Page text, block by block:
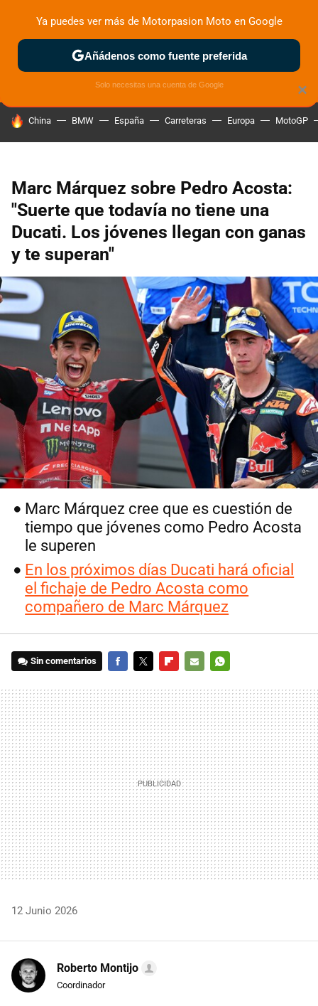
ZONA DE PRUEBAS DEPORTIVAS MOTOS ELÉCTRICAS
HOY SE HABLA DE
China BMW España Carreteras Europa MotoGP
Marc Márquez sobre Pedro Acosta:
"Suerte que todavía no tiene una
Ducati. Los jóvenes llegan con ganas
y te superan"
Marc Márquez cree que es cuestión de
tiempo que jóvenes como Pedro Acosta
le superen
En los próximos días Ducati hará oficial
el fichaje de Pedro Acosta como
compañero de Marc Márquez
Sin comentarios
MAIL
12 Junio 2026
Roberto Montijo
Coordinador
×
Ya puedes ver más de Motorpasion Moto en Google
Añádenos como fuente preferida
Solo necesitas una cuenta de Google